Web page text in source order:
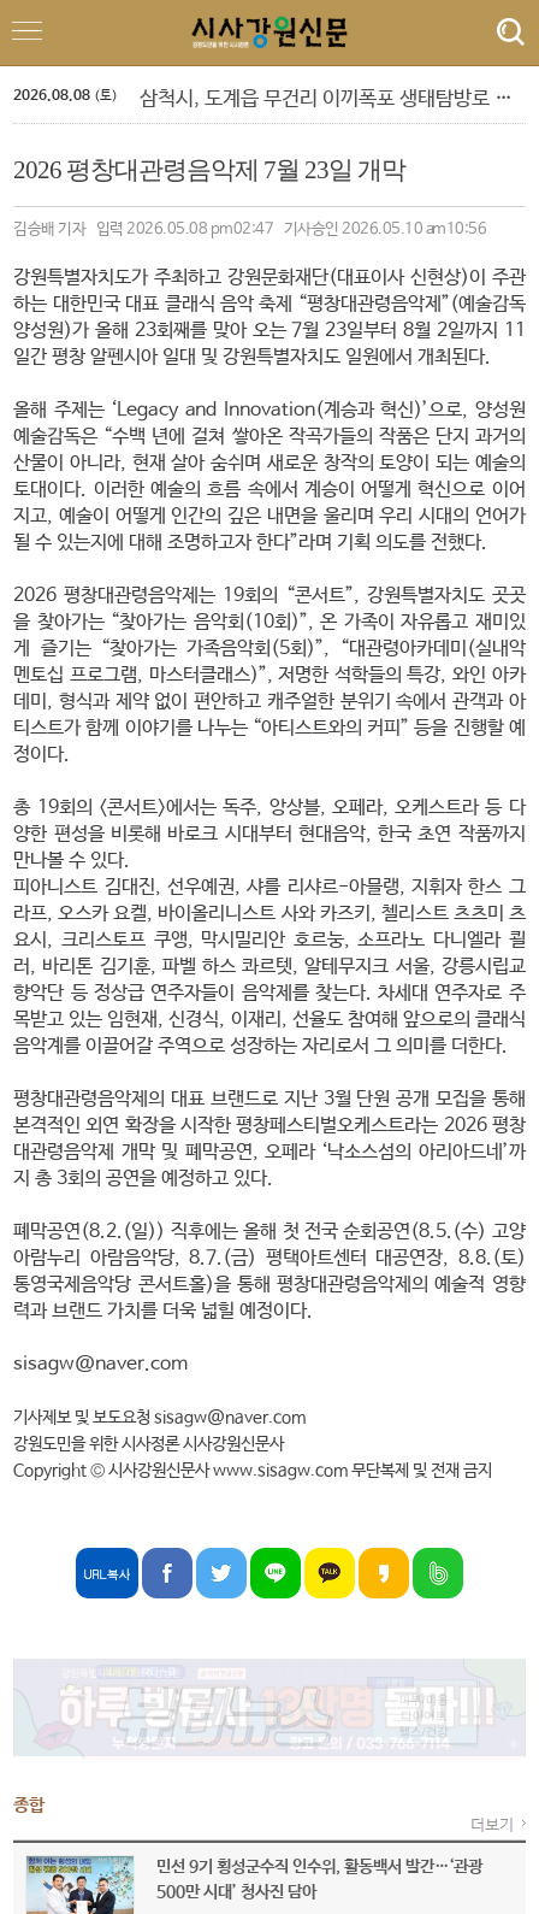
2026.08.08 (토)
정선군, 아우라지 뗏목 및 막걸리 축제
삼척시, 도계읍 무건리 이끼폭포 생태탐방로 전면 통제
강은선, 장분남, 최원규 '3인 전시회'
폭염 속 야외 주차 차량 내부 온도 85.5℃까지 치솟아
횡성군 병지방 오토캠핑장 재개장
속초 해수욕장, 강원 동해안 방문객 감소 속 ‘역주행’ 인기
2026 평창대관령음악제 7월 23일 개막
김승배 기자 입력 2026.05.08 pm02:47 기사승인 2026.05.10 am10:56
강원특별자치도가 주최하고 강원문화재단(대표이사 신현상)이 주관
하는 대한민국 대표 클래식 음악 축제 “평창대관령음악제”(예술감독
양성원)가 올해 23회째를 맞아 오는 7월 23일부터 8월 2일까지 11
일간 평창 알펜시아 일대 및 강원특별자치도 일원에서 개최된다.
올해 주제는 ‘Legacy and Innovation(계승과 혁신)’으로, 양성원
예술감독은 “수백 년에 걸쳐 쌓아온 작곡가들의 작품은 단지 과거의
산물이 아니라, 현재 살아 숨쉬며 새로운 창작의 토양이 되는 예술의
토대이다. 이러한 예술의 흐름 속에서 계승이 어떻게 혁신으로 이어
지고, 예술이 어떻게 인간의 깊은 내면을 울리며 우리 시대의 언어가
될 수 있는지에 대해 조명하고자 한다”라며 기획 의도를 전했다.
2026 평창대관령음악제는 19회의 “콘서트”, 강원특별자치도 곳곳
을 찾아가는 “찾아가는 음악회(10회)”, 온 가족이 자유롭고 재미있
게 즐기는 “찾아가는 가족음악회(5회)”, “대관령아카데미(실내악
멘토십 프로그램, 마스터클래스)”, 저명한 석학들의 특강, 와인 아카
데미, 형식과 제약 없이 편안하고 캐주얼한 분위기 속에서 관객과 아
티스트가 함께 이야기를 나누는 “아티스트와의 커피” 등을 진행할 예
정이다.
총 19회의 <콘서트>에서는 독주, 앙상블, 오페라, 오케스트라 등 다
양한 편성을 비롯해 바로크 시대부터 현대음악, 한국 초연 작품까지
만나볼 수 있다.
피아니스트 김대진, 선우예권, 샤를 리샤르-아믈랭, 지휘자 한스 그
라프, 오스카 요켈, 바이올리니스트 사와 카즈키, 첼리스트 츠츠미 츠
요시, 크리스토프 쿠앵, 막시밀리안 호르눙, 소프라노 다니엘라 쾰
러, 바리톤 김기훈, 파벨 하스 콰르텟, 알테무지크 서울, 강릉시립교
향악단 등 정상급 연주자들이 음악제를 찾는다. 차세대 연주자로 주
목받고 있는 임현재, 신경식, 이재리, 선율도 참여해 앞으로의 클래식
음악계를 이끌어갈 주역으로 성장하는 자리로서 그 의미를 더한다.
평창대관령음악제의 대표 브랜드로 지난 3월 단원 공개 모집을 통해
본격적인 외연 확장을 시작한 평창페스티벌오케스트라는 2026 평창
대관령음악제 개막 및 폐막공연, 오페라 ‘낙소스섬의 아리아드네’까
지 총 3회의 공연을 예정하고 있다.
폐막공연(8.2.(일)) 직후에는 올해 첫 전국 순회공연(8.5.(수) 고양
아람누리 아람음악당, 8.7.(금) 평택아트센터 대공연장, 8.8.(토)
통영국제음악당 콘서트홀)을 통해 평창대관령음악제의 예술적 영향
력과 브랜드 가치를 더욱 넓힐 예정이다.
sisagw@naver.com
기사제보 및 보도요청 sisagw@naver.com
강원도민을 위한 시사정론 시사강원신문사
Copyright © 시사강원신문사 www.sisagw.com 무단복제 및 전재 금지
종합
민선 9기 횡성군수직 인수위, 활동백서 발간…‘관광
500만 시대’ 청사진 담아